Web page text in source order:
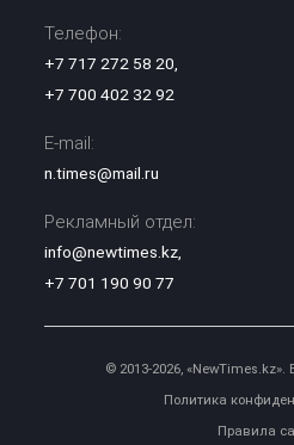
Телефон:
+7 717 272 58 20
+7 700 402 32 92
E-mail:
n.times@mail.ru
Рекламный отдел:
info@newtimes.kz,
+7 701 190 90 77
© 2013-2026,
Политика
Правила